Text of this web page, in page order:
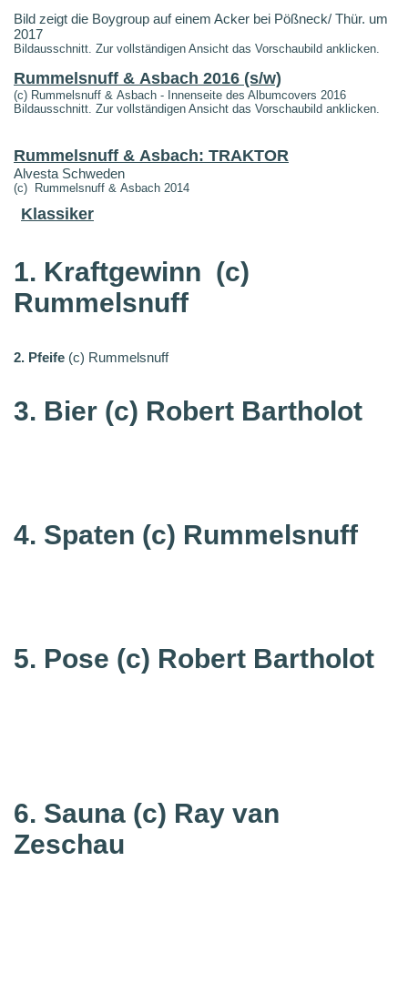
Bild zeigt die Boygroup auf einem Acker bei Pößneck/ Thür. um
2017
Bildausschnitt. Zur vollständigen Ansicht das Vorschaubild anklicken.
Rummelsnuff & Asbach 2016 (s/w)
(c) Rummelsnuff & Asbach - Innenseite des Albumcovers 2016
Bildausschnitt. Zur vollständigen Ansicht das Vorschaubild anklicken.
Rummelsnuff & Asbach: TRAKTOR
Alvesta Schweden
(c) Rummelsnuff & Asbach 2014
Klassiker
1. Kraftgewinn (c)
Rummelsnuff
2. Pfeife (c) Rummelsnuff
3. Bier (c) Robert Bartholot
4. Spaten (c) Rummelsnuff
5. Pose (c) Robert Bartholot
6. Sauna (c) Ray van
Zeschau